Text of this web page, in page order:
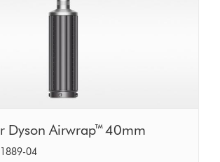
Dyson Airwrap™ 40mm
04